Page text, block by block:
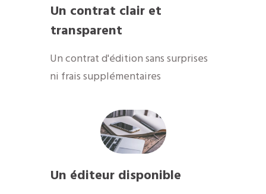
Un contrat clair et
transparent
Un contrat d'édition sans surprises
ni frais supplémentaires
Un éditeur disponible